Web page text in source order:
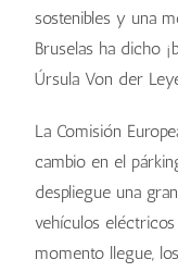
sostenibles y una
Bruselas ha dicho
Úrsula Von der
La Comisión
cambio en el
despliegue una
vehículos
momento llegue,